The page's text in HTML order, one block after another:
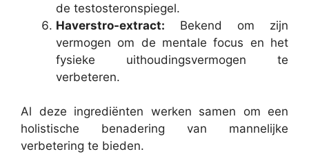
de testosteronspiegel.
Haverstro-extract: Bekend om zijn
vermogen om de mentale focus en het
fysieke uithoudingsvermogen te
verbeteren.
Al deze ingrediënten werken samen om een
holistische benadering van mannelijke
verbetering te bieden.